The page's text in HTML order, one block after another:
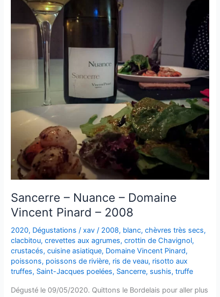
PINARD
2007
Sancerre – Nuance – Domaine
Vincent Pinard – 2008
2020, Dégustations /xav/ 2008, blanc,chèvres très secs,
clacbitou,crevettes aux agrumes,crottin de Chavignol,
crustacés,cuisine asiatique, Domaine Vincent Pinard,
poissons, poissons de rivière, ris de veau, risotto aux
truffes, Saint-Jacques poelées, Sancerre, sushis,truffe
Dégusté le 09/05/2020. Quittons le Bordelais pour aller plus